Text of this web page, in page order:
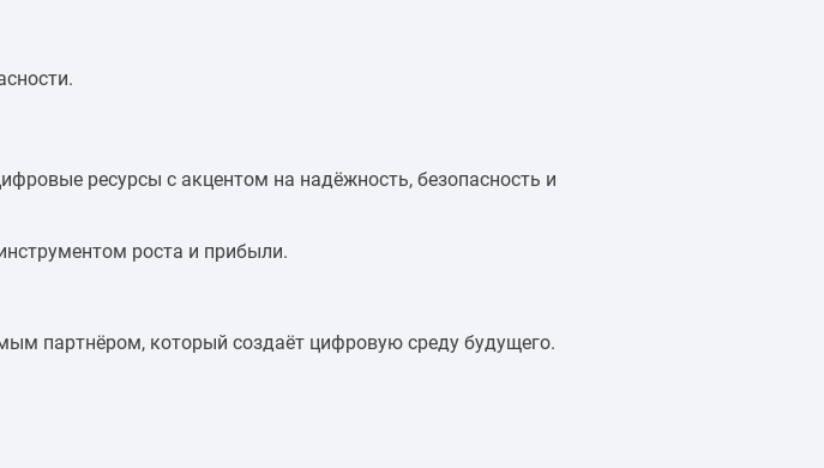
ресурсы с акцентом на надёжность, безопасность и
роста и прибыли.
партнёром, который создаёт цифровую среду будущего.